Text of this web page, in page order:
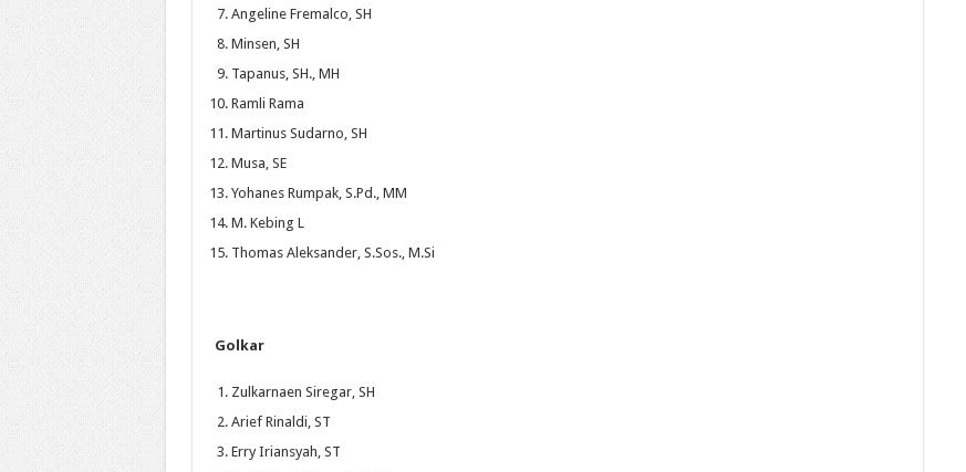
Angeline Fremalco, SH
Minsen, SH
Tapanus, SH., MH
Ramli Rama
Martinus Sudarno, SH
Musa, SE
Yohanes Rumpak, S.Pd., MM
M. Kebing L
Thomas Aleksander, S.Sos., M.Si
Golkar
Zulkarnaen Siregar, SH
Arief Rinaldi, ST
Erry Iriansyah, ST